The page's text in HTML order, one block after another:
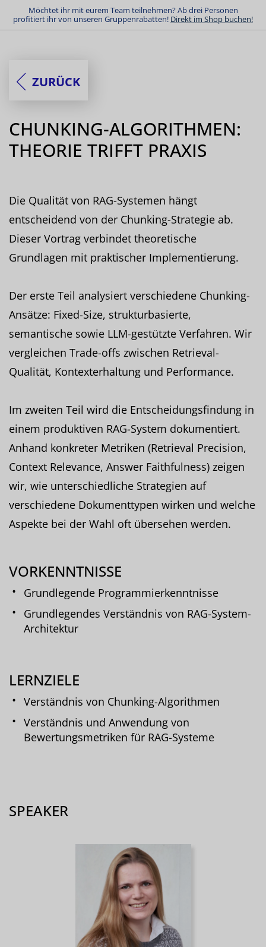
Möchtet ihr mit eurem Team teilnehmen? Ab drei Personen
profitiert ihr von unseren Gruppenrabatten! Direkt im Shop buchen!
ZURÜCK
CHUNKING-ALGORITHMEN:
THEORIE TRIFFT PRAXIS
Die Qualität von RAG-Systemen hängt
entscheidend von der Chunking-Strategie ab.
Dieser Vortrag verbindet theoretische
Grundlagen mit praktischer Implementierung.
Der erste Teil analysiert verschiedene Chunking-
Ansätze: Fixed-Size, strukturbasierte,
semantische sowie LLM-gestützte Verfahren. Wir
vergleichen Trade-offs zwischen Retrieval-
Qualität, Kontexterhaltung und Performance.
Im zweiten Teil wird die Entscheidungsfindung in
einem produktiven RAG-System dokumentiert.
Anhand konkreter Metriken (Retrieval Precision,
Context Relevance, Answer Faithfulness) zeigen
wir, wie unterschiedliche Strategien auf
verschiedene Dokumenttypen wirken und welche
Aspekte bei der Wahl oft übersehen werden.
VORKENNTNISSE
Grundlegende Programmierkenntnisse
Grundlegendes Verständnis von RAG-System-
Architektur
LERNZIELE
Verständnis von Chunking-Algorithmen
Verständnis und Anwendung von
Bewertungsmetriken für RAG-Systeme
SPEAKER